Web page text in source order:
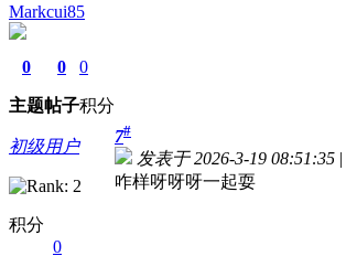
Markcui85
0
主题
0
帖子
0
积分
初级用户
积分
0
7#
发表于 2026-3-19 08:51:35 |
咋样呀呀呀一起耍